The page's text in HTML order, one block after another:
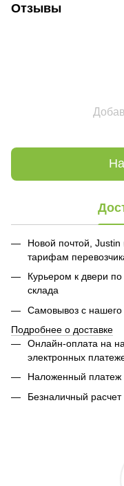
Отзывы
Новой почтой,
тарифам
Курьером к двери
склада
Самовывоз с нашего
Подробнее о доставке
Онлайн-оплата на
электронных
Наложенный платеж
Безналичный расчет